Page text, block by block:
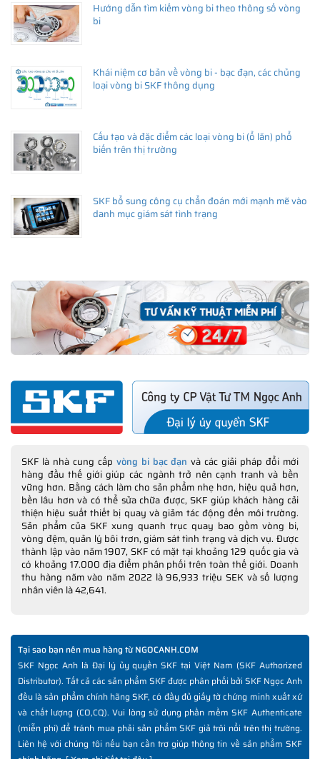
Hướng dẫn tìm kiếm vòng bi theo thông số vòng
bi
Khái niệm cơ bản về vòng bi - bạc đạn, các chủng
loại vòng bi SKF thông dụng
Cấu tạo và đặc điểm các loại vòng bi (ổ lăn) phổ
biến trên thị trường
SKF bổ sung công cụ chẩn đoán mới mạnh mẽ vào
danh mục giám sát tình trạng
SKF là nhà cung cấp vòng bi bạc đạn và các giải pháp đổi mới
hàng đầu thế giới giúp các ngành trở nên cạnh tranh và bền
vững hơn. Bằng cách làm cho sản phẩm nhẹ hơn, hiệu quả hơn,
bền lâu hơn và có thể sửa chữa được, SKF giúp khách hàng cải
thiện hiệu suất thiết bị quay và giảm tác động đến môi trường.
Sản phẩm của SKF xung quanh trục quay bao gồm vòng bi,
vòng đệm, quản lý bôi trơn, giám sát tình trạng và dịch vụ. Được
thành lập vào năm 1907, SKF có mặt tại khoảng 129 quốc gia và
có khoảng 17.000 địa điểm phân phối trên toàn thế giới. Doanh
thu hàng năm vào năm 2022 là 96,933 triệu SEK và số lượng
nhân viên là 42,641.
Tại sao bạn nên mua hàng từ NGOCANH.COM
SKF Ngọc Anh là Đại lý ủy quyền SKF tại Việt Nam (SKF Authorized
Distributor). Tất cả các sản phẩm SKF được phân phối bởi SKF Ngọc Anh
đều là sản phẩm chính hãng SKF, có đầy đủ giấy tờ chứng minh xuất xứ
và chất lượng (CO,CQ). Vui lòng sử dụng phần mềm SKF Authenticate
(miễn phí) để tránh mua phải sản phẩm SKF giả trôi nổi trên thị trường.
Liên hệ với chúng tôi nếu bạn cần trợ giúp thông tin về sản phẩm SKF